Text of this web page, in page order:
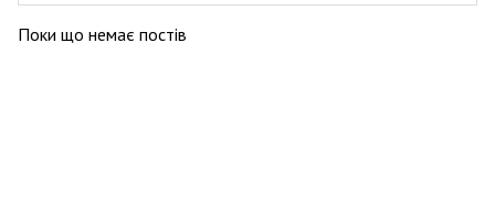
Поки що немає постів